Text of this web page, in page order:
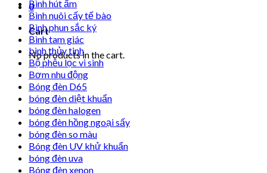
0
Cart
No products in the cart.
Bình hút ẩm
Bình nuôi cấy tế bào
Bình phun sắc ký
Bình tam giác
bình thủy tinh
Bộ phễu lọc vi sinh
Bơm nhu động
Bóng đèn D65
bóng đèn diệt khuẩn
bóng đèn halogen
bóng đèn hồng ngoại sấy
bóng đèn so màu
Bóng đèn UV khử khuẩn
bóng đèn uva
Bóng đèn xenon